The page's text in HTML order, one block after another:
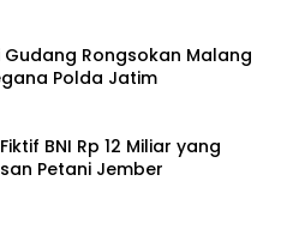
Rongsokan Malang
Polda Jatim
BNI Rp 12 Miliar yang
Petani Jember